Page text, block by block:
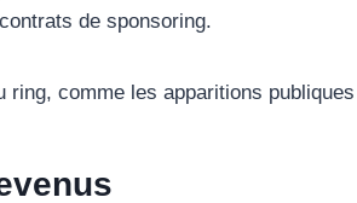
de sponsoring.
ring, comme les apparitions